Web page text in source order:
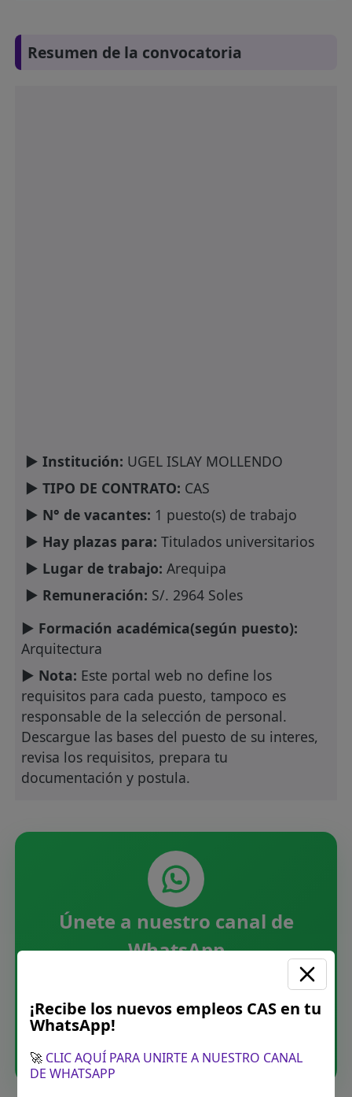
Resumen de la convocatoria
► Institución: UGEL ISLAY MOLLENDO
► TIPO DE CONTRATO: CAS
► N° de vacantes: 1 puesto(s) de trabajo
► Hay plazas para: Titulados universitarios
► Lugar de trabajo: Arequipa
► Remuneración: S/. 2964 Soles
► Formación académica(según puesto):
Arquitectura
► Nota: Este portal web no define los
requisitos para cada puesto, tampoco es
responsable de la selección de personal.
Descargue las bases del puesto de su interes,
revisa los requisitos, prepara tu
documentación y postula.
Únete a nuestro canal de
WhatsApp
directamente en tu WhatsApp. Sin spam.
¡Recibe los nuevos empleos CAS en tu
WhatsApp!
🚀 CLIC AQUÍ PARA UNIRTE A NUESTRO CANAL
DE WHATSAPP